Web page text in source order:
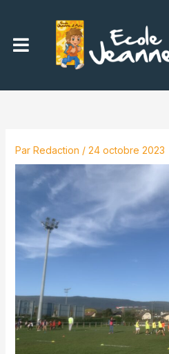
contenu
Menu
Par Redaction / 24 octobre 2023